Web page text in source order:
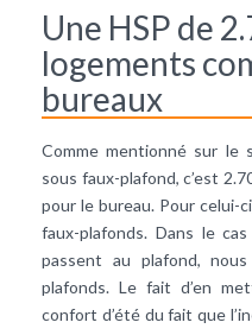
Une HSP de
logements
bureaux
Comme mentionné sur le
sous faux-plafond, c’est
pour le bureau. Pour celui-
faux-plafonds. Dans le
passent au plafond,
plafonds. Le fait d’en
confort d’été du fait que